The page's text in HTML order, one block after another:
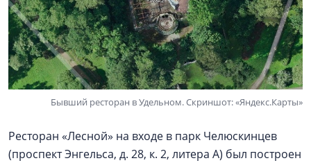
Бывший ресторан в Удельном. Скриншот: «Яндекс.Карты»
Ресторан «Лесной» на входе в парк Челюскинцев
(проспект Энгельса, д. 28, к. 2, литера А) был построен